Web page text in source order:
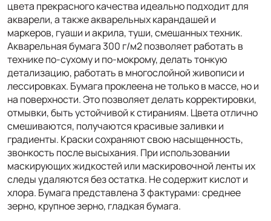
цвета прекрасного качества идеально подходит для
акварели, а также акварельных карандашей и
маркеров, гуаши и акрила, туши, смешанных техник.
Акварельная бумага 300 г/м2 позволяет работать в
технике по-сухому и по-мокрому, делать тонкую
детализацию, работать в многослойной живописи и
лессировках. Бумага проклеена не только в массе, но и
на поверхности. Это позволяет делать корректировки,
отмывки, быть устойчивой к стираниям. Цвета отлично
смешиваются, получаются красивые заливки и
градиенты. Краски сохраняют свою насыщенность,
звонкость после высыхания. При использовании
маскирующих жидкостей или маскировочной ленты их
следы удаляются без остатка. Не содержит кислот и
хлора. Бумага представлена 3 фактурами: среднее
зерно, крупное зерно, гладкая бумага.